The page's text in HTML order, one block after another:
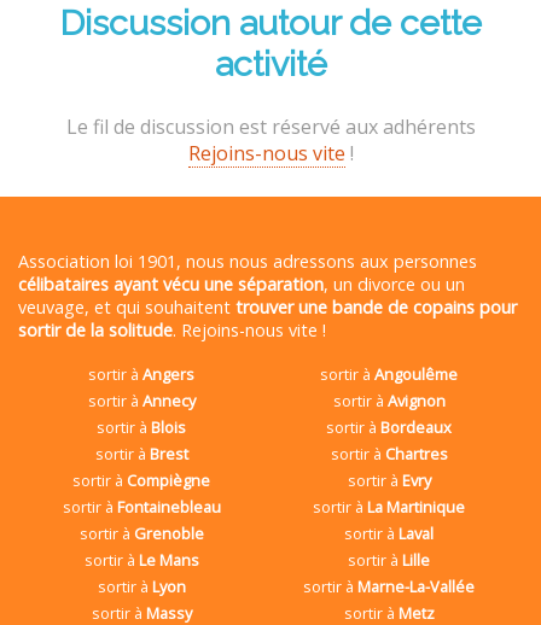
Discussion autour de cette
activité
Le fil de discussion est réservé aux adhérents
Rejoins-nous vite !
Association loi 1901, nous nous adressons aux personnes
célibataires ayant vécu une séparation, un divorce ou un
veuvage, et qui souhaitent trouver une bande de copains pour
sortir de la solitude. Rejoins-nous vite !
sortir àAngers sortir àAngoulême
sortir à Annecy sortir à Avignon
sortir àBlois sortir àBordeaux
sortir à Brest sortir à Chartres
sortir à Compiègne sortir à Evry
sortir à Fontainebleau sortir àLa Martinique
sortir à Grenoble sortir àLaval
sortir à Le Mans sortir àLille
sortir à Lyon sortir àMarne-La-Vallée
sortir à Massy sortir à Metz